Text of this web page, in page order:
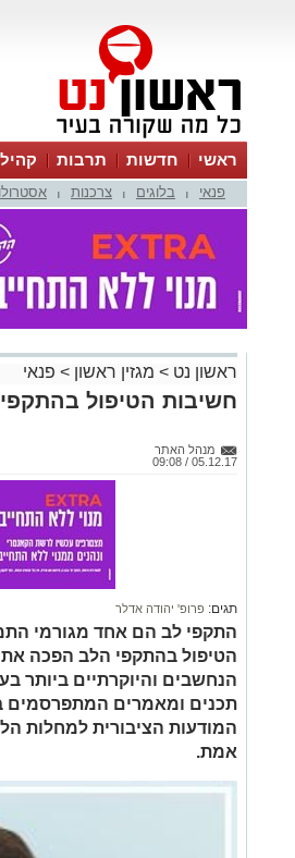
ראשי חדשות תרבות
פנאי בלוגים צרכנות
ראשון נט > מגזין ראשון > פנאי
חשיבות הטיפול
מנהל האתר
05.12.17 / 09:08
תגים: פרופ' יהודה אדלר
התקפי לב הם אחד מגורמי
הטיפול בהתקפי הלב הפכה את
הנחשבים והיוקרתיים ביותר
תכנים ומאמרים המתפרסמים
המודעות הציבורית למחלות
אמת.